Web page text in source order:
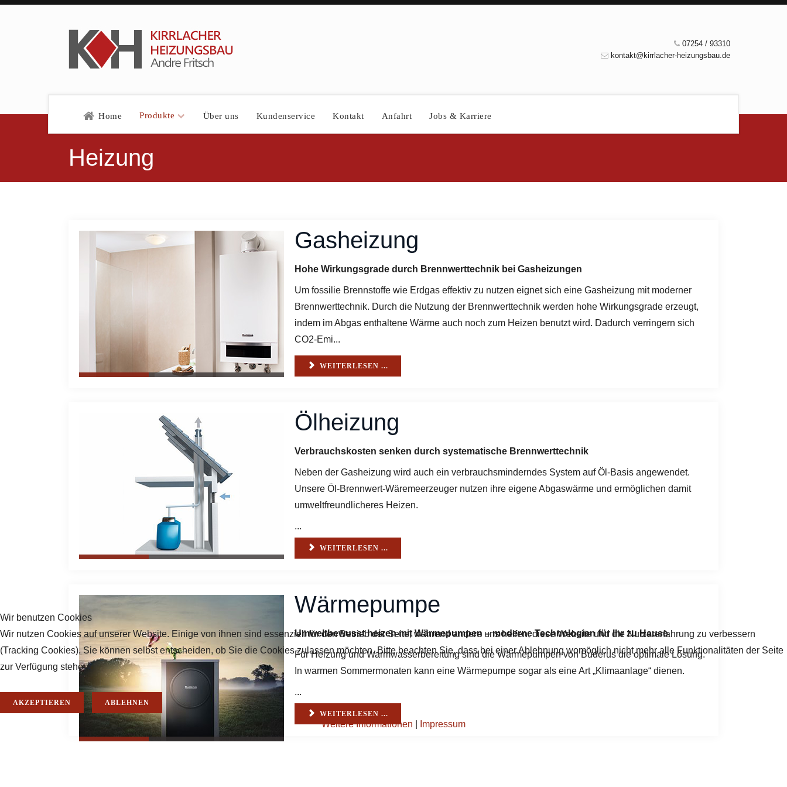
07254 / 93310
kontakt@kirrlacher-heizungsbau.de
Home Produkte Über uns Kundenservice Kontakt Anfahrt Jobs & Karriere
Heizung
Gasheizung
Hohe Wirkungsgrade durch Brennwerttechnik bei Gasheizungen
Um fossilie Brennstoffe wie Erdgas effektiv zu nutzen eignet sich eine Gasheizung mit moderner
Brennwerttechnik. Durch die Nutzung der Brennwerttechnik werden hohe Wirkungsgrade erzeugt,
indem im Abgas enthaltene Wärme auch noch zum Heizen benutzt wird. Dadurch verringern sich
CO2-Emi...
WEITERLESEN ...
Ölheizung
Verbrauchskosten senken durch systematische Brennwerttechnik
Neben der Gasheizung wird auch ein verbrauchsminderndes System auf Öl-Basis angewendet.
Unsere Öl-Brennwert-Wäremeerzeuger nutzen ihre eigene Abgaswärme und ermöglichen damit
umweltfreundlicheres Heizen.
...
WEITERLESEN ...
Wärmepumpe
Umweltbewusst heizen mit Wärmepumpen – moderne Technologien für Ihr zu Hause
Für Heizung und Warmwasserbereitung sind die Wärmepumpen von Buderus die optimale Lösung.
In warmen Sommermonaten kann eine Wärmepumpe sogar als eine Art „Klimaanlage“ dienen.
...
WEITERLESEN ...
Wir benutzen Cookies
Wir nutzen Cookies auf unserer Website. Einige von ihnen sind essenziell für den Betrieb der Seite, während andere uns helfen, diese Website und die Nutzererfahrung zu verbessern
(Tracking Cookies). Sie können selbst entscheiden, ob Sie die Cookies zulassen möchten. Bitte beachten Sie, dass bei einer Ablehnung womöglich nicht mehr alle Funktionalitäten der Seite
zur Verfügung stehen.
AKZEPTIEREN ABLEHNEN
Weitere Informationen Impressum